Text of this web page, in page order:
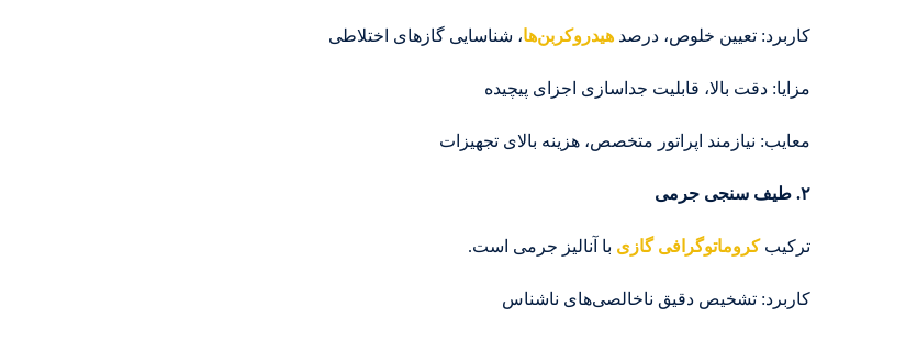
کاربرد: تعیین خلوص، درصد هیدروکربن‌ها، شناسایی گازهای اختلاطی
مزایا: دقت بالا، قابلیت جداسازی اجزای پیچیده
معایب: نیازمند اپراتور متخصص، هزینه بالای تجهیزات
۲. طیف‌ سنجی جرمی
ترکیبکروماتوگرافی گازی با آنالیز جرمی است.
کاربرد: تشخیص دقیق ناخالصی‌های ناشناس